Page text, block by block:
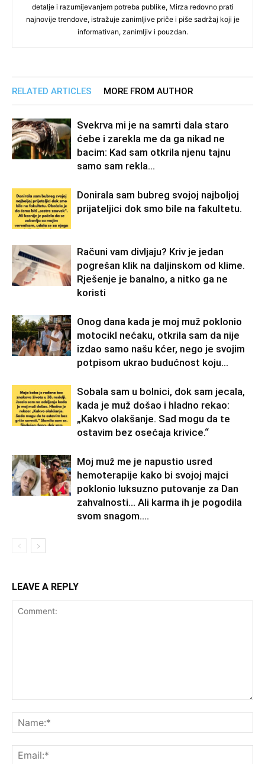
detalje i razumijevanjem potreba publike, Mirza redovno prati
najnovije trendove, istražuje zanimljive priče i piše sadržaj koji je
informativan, zanimljiv i pouzdan.
RELATED ARTICLES MORE FROM AUTHOR
Svekrva mi je na samrti dala staro
ćebe i zarekla me da ga nikad ne
bacim: Kad sam otkrila njenu tajnu
samo sam rekla...
Donirala sam bubreg svojoj najboljoj
prijateljici dok smo bile na fakultetu.
Računi vam divljaju? Kriv je jedan
pogrešan klik na daljinskom od klime.
Rješenje je banalno, a nitko ga ne
koristi
Onog dana kada je moj muž poklonio
motocikl nećaku, otkrila sam da nije
izdao samo našu kćer, nego je svojim
potpisom ukrao budućnost koju...
Sobala sam u bolnici, dok sam jecala,
kada je muž došao i hladno rekao:
„Kakvo olakšanje. Sad mogu da te
ostavim bez osećaja krivice.“
Moj muž me je napustio usred
hemoterapije kako bi svojoj majci
poklonio luksuzno putovanje za Dan
zahvalnosti… Ali karma ih je pogodila
svom snagom....
LEAVE A REPLY